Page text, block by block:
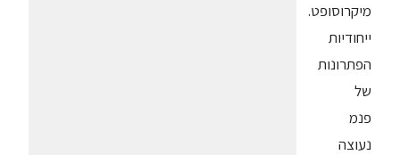
מיקרוסופט.
ייחודיות
הפתרונות
של
פנמ
נעוצה